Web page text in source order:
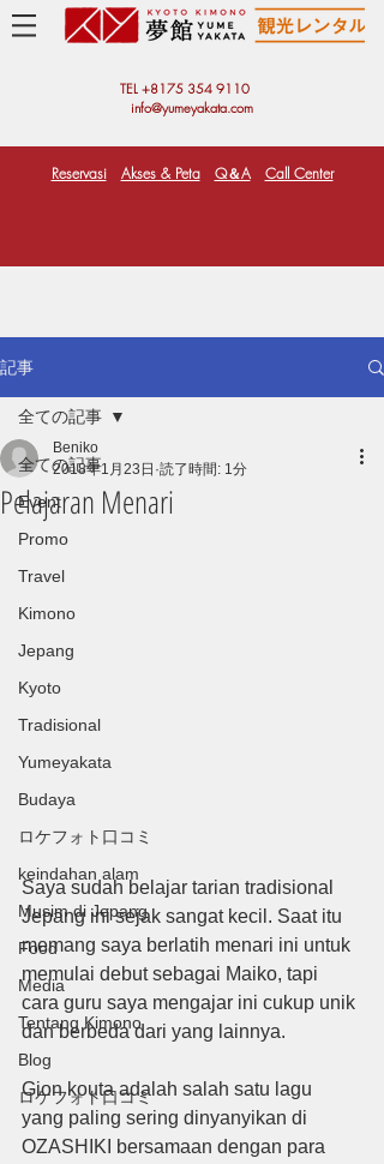
TEL +8175 354 9110
info@yumeyakata.com
Reservasi Akses & Peta Q＆A Call Center
記事
全ての記事
Event
Promo
Travel
Kimono
Jepang
Kyoto
Tradisional
Yumeyakata
Budaya
ロケフォト口コミ
keindahan alam
Musim di Jepang
Food
Media
Tentang Kimono
Blog
ロケフォト口コミ
全ての記事
Pelajaran Menari
Beniko
2018年1月23日 読了時間: 1分
Saya sudah belajar tarian tradisional
Jepang ini sejak sangat kecil. Saat itu
memang saya berlatih menari ini untuk
memulai debut sebagai Maiko, tapi
cara guru saya mengajar ini cukup unik
dan berbeda dari yang lainnya.
Gion kouta adalah salah satu lagu
yang paling sering dinyanyikan di
OZASHIKI bersamaan dengan para